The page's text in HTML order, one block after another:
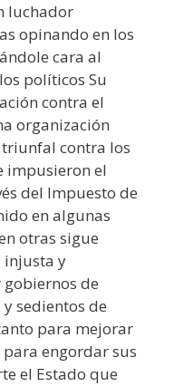
luchador
opinando en los
cara al
políticos Su
contra el
organización
contra los
impusieron el
del Impuesto de
en algunas
otras sigue
injusta y
de
sedientos de
para mejorar
engordar sus
el Estado que